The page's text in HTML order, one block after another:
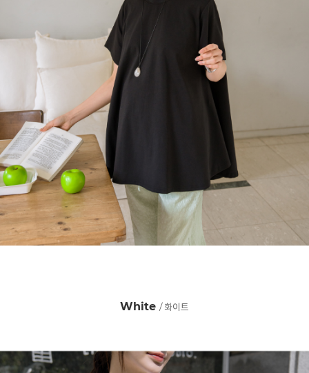
White / 화이트